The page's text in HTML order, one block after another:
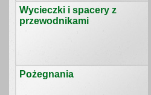
Wycieczki i spacery z
przewodnikami
Pożegnania